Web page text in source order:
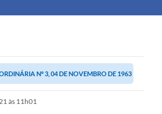
Nº 3, 04 DE NOVEMBRO DE 1963
às 11h01